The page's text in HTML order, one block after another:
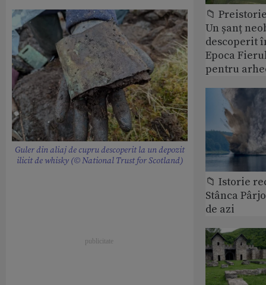
Guler din aliaj de cupru descoperit la un depozit
ilicit de whisky (© National Trust for Scotland)
📁
Un șanț
descoperit
Epoca
pentru
📁 Istorie
Stânca
de azi